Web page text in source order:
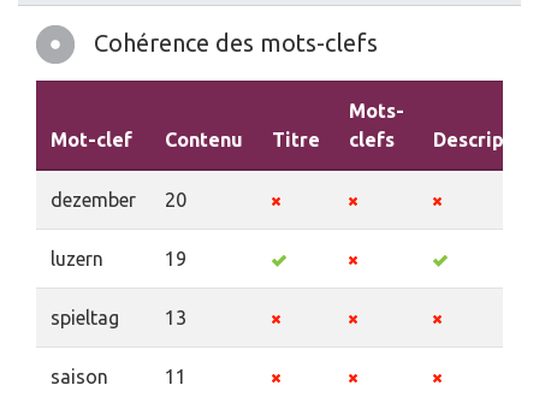
Cohérence des mots-clefs
Mot-clef Contenu Titre
Mots-
clefs
dezember 20
luzern 19
spieltag 13
saison 11